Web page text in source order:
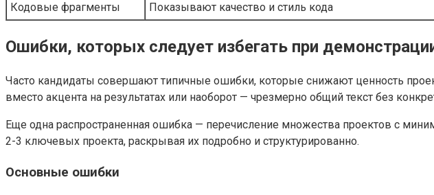
Кодовые фрагменты
Показывают качество и стиль кода
Ошибки, которых следует избегать при
Часто кандидаты совершают типичные ошибки, которые снижают ценность
вместо акцента на результатах или наоборот — чрезмерно общий текст без
Еще одна распространенная ошибка — перечисление множества проектов с
2-3 ключевых проекта, раскрывая их подробно и структурированно.
Основные ошибки